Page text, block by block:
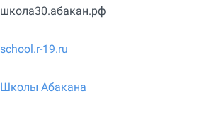
школа30.абакан.рф
school.r-19.ru
Школы Абакана